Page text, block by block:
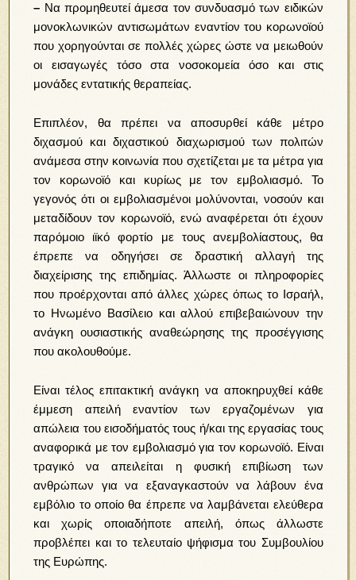
– Να προμηθευτεί άμεσα τον συνδυασμό των ειδικών
μονοκλωνικών αντισωμάτων εναντίον του κορωνοϊού
που χορηγούνται σε πολλές χώρες ώστε να μειωθούν
οι εισαγωγές τόσο στα νοσοκομεία όσο και στις
μονάδες εντατικής θεραπείας.
Επιπλέον, θα πρέπει να αποσυρθεί κάθε μέτρο
διχασμού και διχαστικού διαχωρισμού των πολιτών
ανάμεσα στην κοινωνία που σχετίζεται με τα μέτρα για
τον κορωνοϊό και κυρίως με τον εμβολιασμό. Το
γεγονός ότι οι εμβολιασμένοι μολύνονται, νοσούν και
μεταδίδουν τον κορωνοϊό, ενώ αναφέρεται ότι έχουν
παρόμοιο ιϊκό φορτίο με τους ανεμβολίαστους, θα
έπρεπε να οδηγήσει σε δραστική αλλαγή της
διαχείρισης της επιδημίας. Άλλωστε οι πληροφορίες
που προέρχονται από άλλες χώρες όπως το Ισραήλ,
το Ηνωμένο Βασίλειο και αλλού επιβεβαιώνουν την
ανάγκη ουσιαστικής αναθεώρησης της προσέγγισης
που ακολουθούμε.
Είναι τέλος επιτακτική ανάγκη να αποκηρυχθεί κάθε
έμμεση απειλή εναντίον των εργαζομένων για
απώλεια του εισοδήματός τους ή/και της εργασίας τους
αναφορικά με τον εμβολιασμό για τον κορωνοϊό. Είναι
τραγικό να απειλείται η φυσική επιβίωση των
ανθρώπων για να εξαναγκαστούν να λάβουν ένα
εμβόλιο το οποίο θα έπρεπε να λαμβάνεται ελεύθερα
και χωρίς οποιαδήποτε απειλή, όπως άλλωστε
προβλέπει και το τελευταίο ψήφισμα του Συμβουλίου
της Ευρώπης.